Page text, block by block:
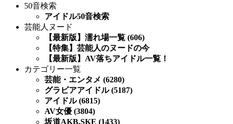
50音検索
アイドル50音検索
芸能人ヌード
【最新版】濡れ場一覧 (606)
【特集】芸能人のヌードの今
【最新版】AV落ちアイドル一覧！
カテゴリー一覧
芸能・エンタメ (6280)
グラビアアイドル (5187)
アイドル (6815)
AV女優 (3804)
坂道AKB,SKE (1433)